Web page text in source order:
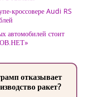
кроссовере Audi RS
автомобилей стоит
отказывает
ракет?